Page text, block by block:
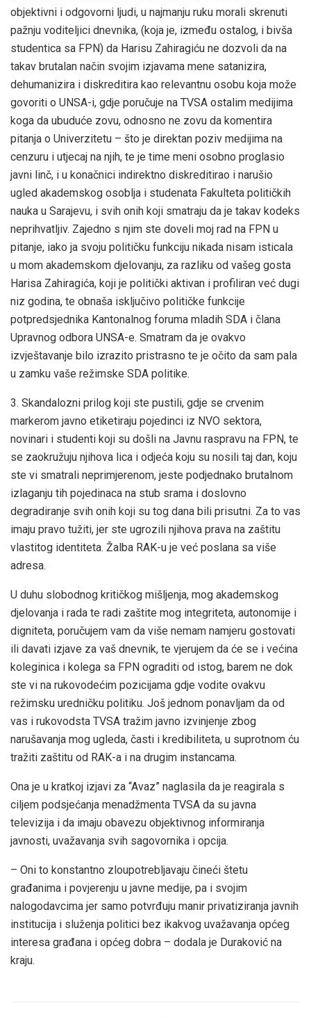
objektivni i odgovorni ljudi, u najmanju ruku morali skrenuti
pažnju voditeljici dnevnika, (koja je, između ostalog, i bivša
studentica sa FPN) da Harisu Zahiragiću ne dozvoli da na
takav brutalan način svojim izjavama mene satanizira,
dehumanizira i diskreditira kao relevantnu osobu koja može
govoriti o UNSA-i, gdje poručuje na TVSA ostalim medijima
koga da ubuduće zovu, odnosno ne zovu da komentira
pitanja o Univerzitetu – što je direktan poziv medijima na
cenzuru i utjecaj na njih, te je time meni osobno proglasio
javni linč, i u konačnici indirektno diskreditirao i narušio
ugled akademskog osoblja i studenata Fakulteta političkih
nauka u Sarajevu, i svih onih koji smatraju da je takav kodeks
neprihvatljiv. Zajedno s njim ste doveli moj rad na FPN u
pitanje, iako ja svoju političku funkciju nikada nisam isticala
u mom akademskom djelovanju, za razliku od vašeg gosta
Harisa Zahiragića, koji je politički aktivan i profiliran već dugi
niz godina, te obnaša isključivo političke funkcije
potpredsjednika Kantonalnog foruma mladih SDA i člana
Upravnog odbora UNSA-e. Smatram da je ovakvo
izvještavanje bilo izrazito pristrasno te je očito da sam pala
u zamku vaše režimske SDA politike.
3. Skandalozni prilog koji ste pustili, gdje se crvenim
markerom javno etiketiraju pojedinci iz NVO sektora,
novinari i studenti koji su došli na Javnu raspravu na FPN, te
se zaokružuju njihova lica i odjeća koju su nosili taj dan, koju
ste vi smatrali neprimjerenom, jeste podjednako brutalnom
izlaganju tih pojedinaca na stub srama i doslovno
degradiranje svih onih koji su tog dana bili prisutni. Za to vas
imaju pravo tužiti, jer ste ugrozili njihova prava na zaštitu
vlastitog identiteta. Žalba RAK-u je već poslana sa više
adresa.
U duhu slobodnog kritičkog mišljenja, mog akademskog
djelovanja i rada te radi zaštite mog integriteta, autonomije i
digniteta, poručujem vam da više nemam namjeru gostovati
ili davati izjave za vaš dnevnik, te vjerujem da će se i većina
koleginica i kolega sa FPN ograditi od istog, barem ne dok
ste vi na rukovodećim pozicijama gdje vodite ovakvu
režimsku uredničku politiku. Još jednom ponavljam da od
vas i rukovodsta TVSA tražim javno izvinjenje zbog
narušavanja mog ugleda, časti i kredibiliteta, u suprotnom ću
tražiti zaštitu od RAK-a i na drugim instancama.
Ona je u kratkoj izjavi za “Avaz” naglasila da je reagirala s
ciljem podsjećanja menadžmenta TVSA da su javna
televizija i da imaju obavezu objektivnog informiranja
javnosti, uvažavanja svih sagovornika i opcija.
– Oni to konstantno zloupotrebljavaju čineći štetu
građanima i povjerenju u javne medije, pa i svojim
nalogodavcima jer samo potvrđuju manir privatiziranja javnih
institucija i služenja politici bez ikakvog uvažavanja općeg
interesa građana i općeg dobra – dodala je Duraković na
kraju.